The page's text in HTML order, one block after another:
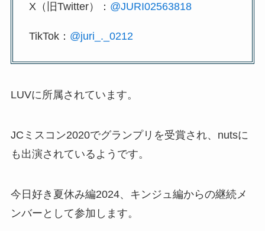
X（旧Twitter）： @JURI02563818
TikTok： @juri_._0212
LUVに所属されています。
JCミスコン2020でグランプリを受賞され、nutsに
も出演されているようです。
今日好き夏休み編2024、キンジュ編からの継続メ
ンバーとして参加します。